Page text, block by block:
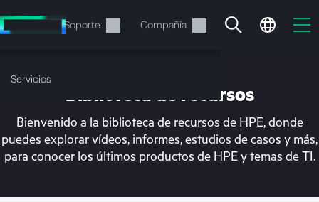
al
contenido
Servicios Soporte Compañía
Servicios
Biblioteca de recursos
Bienvenido a la biblioteca de recursos de HPE, donde
puedes explorar vídeos, informes, estudios de casos y más,
para conocer los últimos productos de HPE y temas de TI.